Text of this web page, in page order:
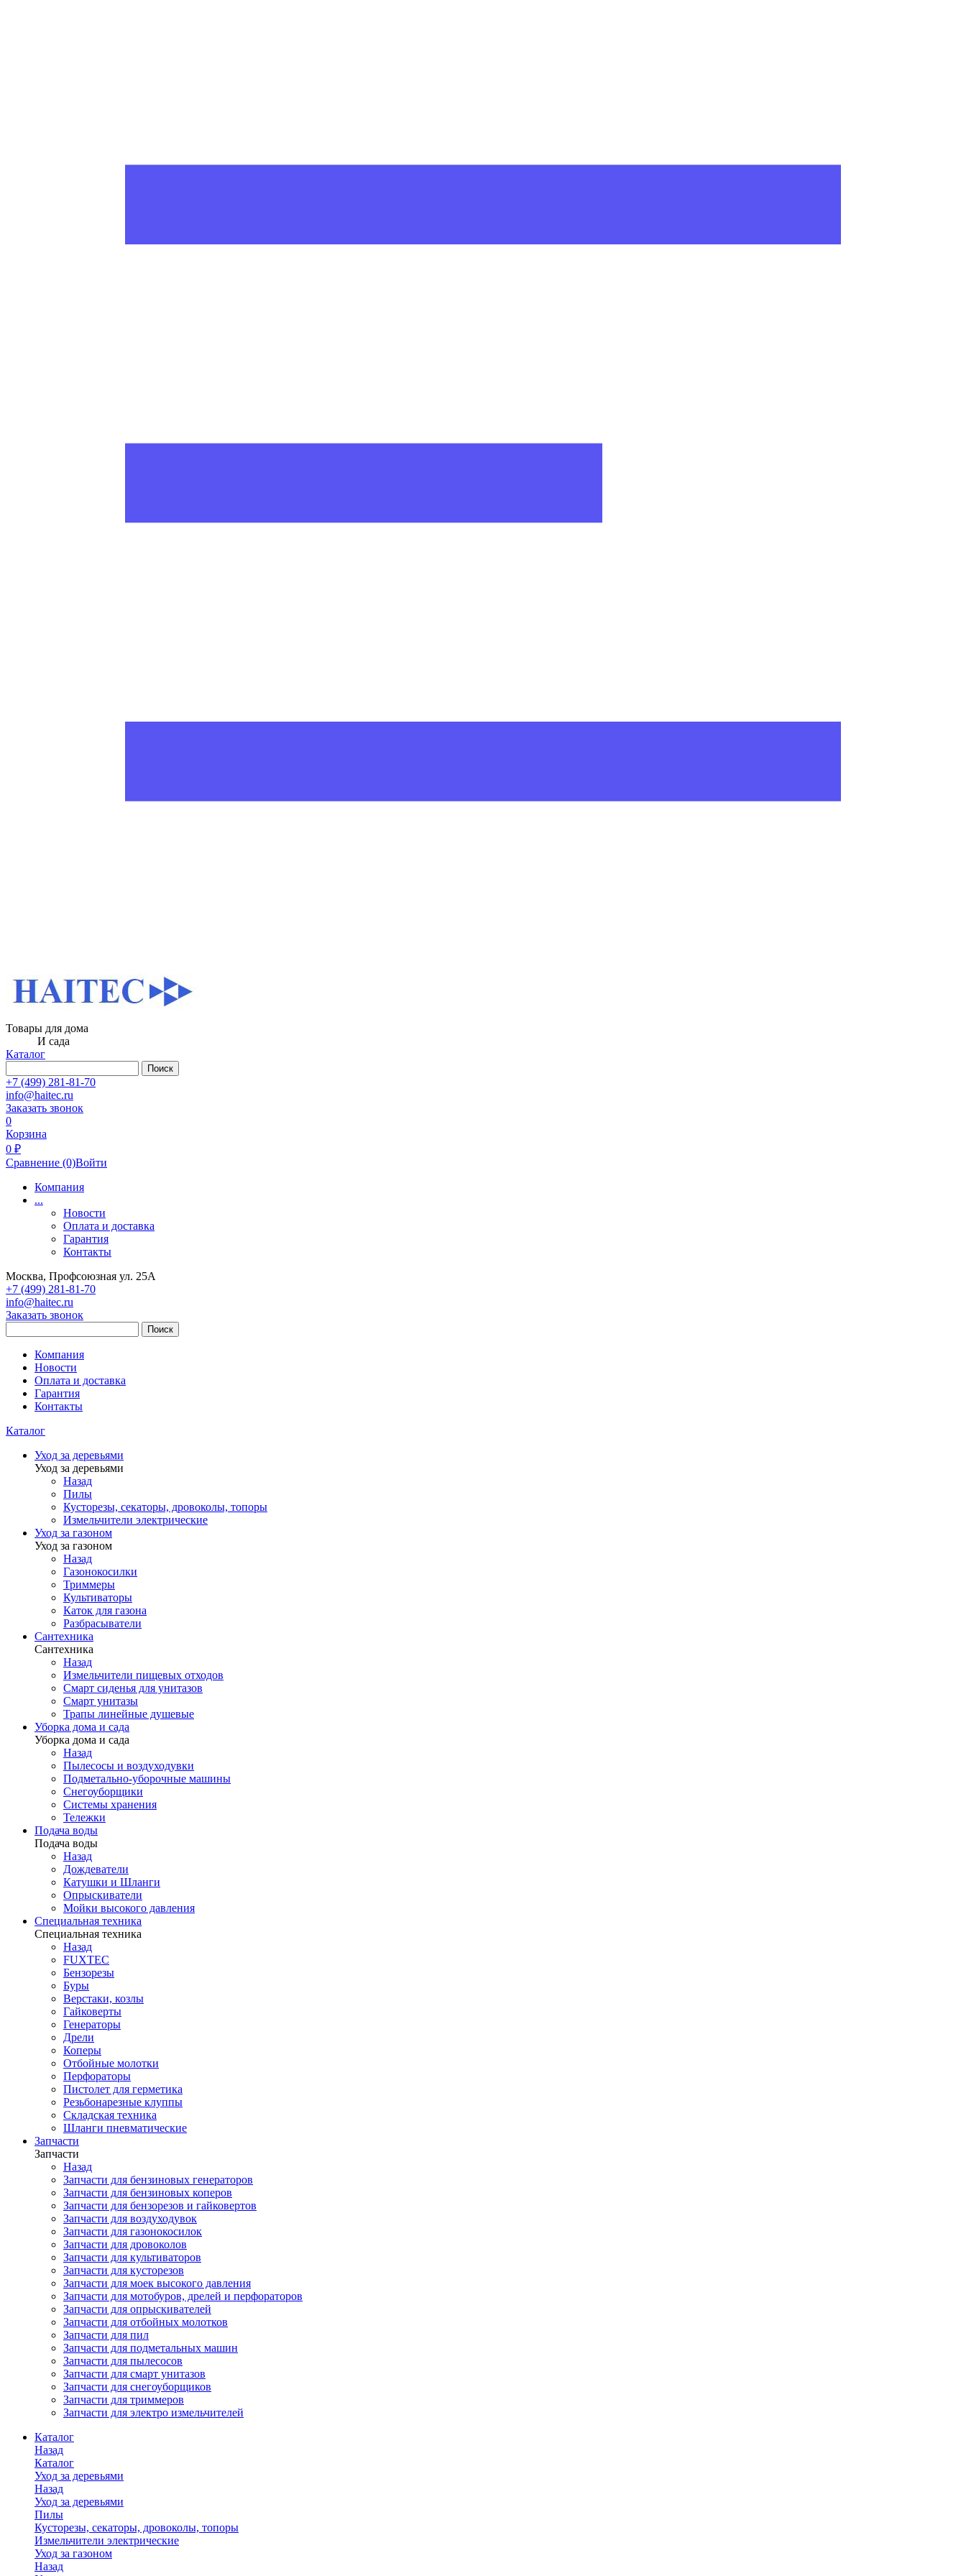
Товары для дома
И сада
Каталог
Поиск
+7 (499) 281-81-70
info@haitec.ru
Заказать звонок
0
Корзина
0 ₽
Сравнение (0)Войти
Компания
...
Новости
Оплата и доставка
Гарантия
Контакты
Москва, Профсоюзная ул. 25А
+7 (499) 281-81-70
info@haitec.ru
Заказать звонок
Поиск
Компания
Новости
Оплата и доставка
Гарантия
Контакты
Каталог
Уход за деревьями
Уход за деревьями
Назад
Пилы
Кусторезы, секаторы, дровоколы, топоры
Измельчители электрические
Уход за газоном
Уход за газоном
Назад
Газонокосилки
Триммеры
Культиваторы
Каток для газона
Разбрасыватели
Сантехника
Сантехника
Назад
Измельчители пищевых отходов
Смарт сиденья для унитазов
Смарт унитазы
Трапы линейные душевые
Уборка дома и сада
Уборка дома и сада
Назад
Пылесосы и воздуходувки
Подметально-уборочные машины
Снегоуборщики
Системы хранения
Тележки
Подача воды
Подача воды
Назад
Дождеватели
Катушки и Шланги
Опрыскиватели
Мойки высокого давления
Специальная техника
Специальная техника
Назад
FUXTEC
Бензорезы
Буры
Верстаки, козлы
Гайковерты
Генераторы
Дрели
Коперы
Отбойные молотки
Перфораторы
Пистолет для герметика
Резьбонарезные клуппы
Складская техника
Шланги пневматические
Запчасти
Запчасти
Назад
Запчасти для бензиновых генераторов
Запчасти для бензиновых коперов
Запчасти для бензорезов и гайковертов
Запчасти для воздуходувок
Запчасти для газонокосилок
Запчасти для дровоколов
Запчасти для культиваторов
Запчасти для кусторезов
Запчасти для моек высокого давления
Запчасти для мотобуров, дрелей и перфораторов
Запчасти для опрыскивателей
Запчасти для отбойных молотков
Запчасти для пил
Запчасти для подметальных машин
Запчасти для пылесосов
Запчасти для смарт унитазов
Запчасти для снегоуборщиков
Запчасти для триммеров
Запчасти для электро измельчителей
Каталог
Назад
Каталог
Уход за деревьями
Назад
Уход за деревьями
Пилы
Кусторезы, секаторы, дровоколы, топоры
Измельчители электрические
Уход за газоном
Назад